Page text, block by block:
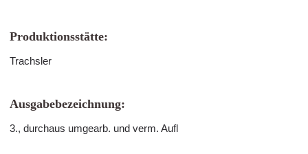
Produktionsstätte:
Trachsler
Ausgabebezeichnung:
3., durchaus umgearb. und verm. Aufl